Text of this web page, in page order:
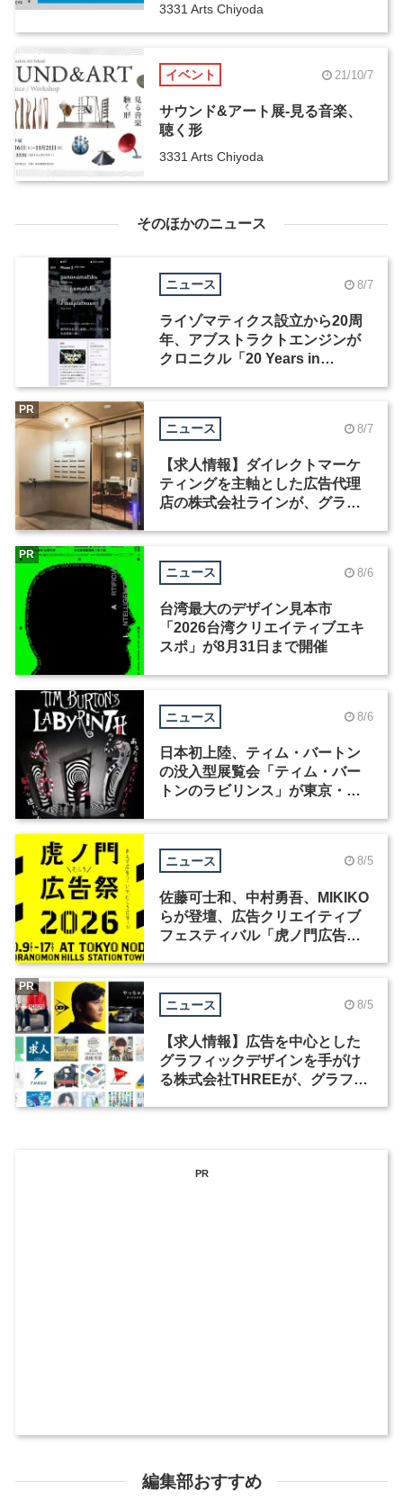
3331 Arts Chiyoda
イベント 21/10/7
サウンド&アート展-見る音楽、
聴く形
3331 Arts Chiyoda
そのほかのニュース
ニュース 8/7
ライゾマティクス設立から20周
年、アブストラクトエンジンが
クロニクル「20 Years in
ニュース 8/7
【求人情報】ダイレクトマーケ
ティングを主軸とした広告代理
店の株式会社ラインが、グラフ
PR
ニュース 8/6
台湾最大のデザイン見本市
「2026台湾クリエイティブエキ
スポ」が8月31日まで開催
PR
ニュース 8/6
日本初上陸、ティム・バートン
の没入型展覧会「ティム・バー
トンのラビリンス」が東京・豊
ニュース 8/5
佐藤可士和、中村勇吾、MIKIKO
らが登壇、広告クリエイティブ
フェスティバル「虎ノ門広告
ニュース 8/5
【求人情報】広告を中心とした
グラフィックデザインを手がけ
る株式会社THREEが、グラフィ
PR
PR
編集部おすすめ